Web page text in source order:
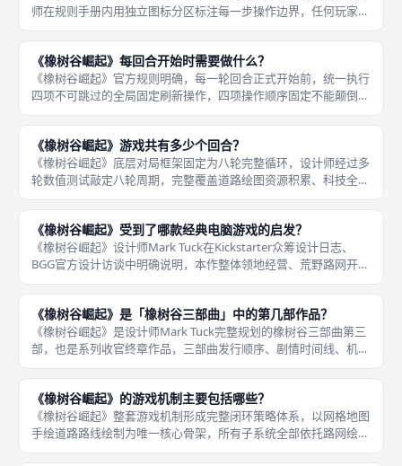
师在规则手册内用独立图标分区标注每一步操作边界，任何玩家、
模组、人数变体均不能调换步骤执行顺序，五步完整串联构成一轮
完整对局循环，八轮全部走完游戏直接结束，步骤划分清晰，线下
教学极易
《橡树谷崛起》每回合开始时需要做什么？
《橡树谷崛起》官方规则明确，每一轮回合正式开始前，统一执行
四项不可跳过的全局固定刷新操作，四项操作顺序固定不能颠倒，
全部完成后才允许玩家依次执行手绘道路、资源消耗自主行动，单
人、多人模式下刷新流程完全统一，无人数差异化调整步骤，是规
范对局节
《橡树谷崛起》游戏共有多少个回合？
《橡树谷崛起》底层对局框架固定为八轮完整循环，设计师经过多
轮数值测试敲定八轮周期，完整覆盖道路绘图资源积累、科技全轨
道研发、多座奇观建造、多层防御搭建、民众满意度长线维持全体
系发育周期，单人、2至4人多人模式、全部扩展自定义模组均严格
遵循八
《橡树谷崛起》受到了哪款经典电脑游戏的启发？
《橡树谷崛起》设计师Mark Tuck在Kickstarter众筹设计日志、
BGG官方设计访谈中明确说明，本作整体领地经营、荒野路网开
拓、季节性魔物袭击、民众生活满意度平衡的核心循环体系，主要
灵感来源于全球热门经典模拟经营电脑游戏《星露谷物
《橡树谷崛起》是「橡树谷三部曲」中的第几部作品？
《橡树谷崛起》是设计师Mark Tuck完整规划的橡树谷三部曲第三
部，也是系列收官终章作品，三部曲发行顺序、剧情时间线、机制
进化脉络统一连贯，三款作品均为独立可游玩PnP纸笔桌游，无需
前置作品即可单独开局，同时全部素材、规则互通，支持三作混
《橡树谷崛起》的游戏机制主要包括哪些？
《橡树谷崛起》整套游戏机制形成完整闭环策略体系，以网格地图
手绘道路路线绘制为唯一核心骨架，所有子系统全部依托路网绘图
产出资源、解锁建筑、触发收益，细分六大核心联动机制，同时配